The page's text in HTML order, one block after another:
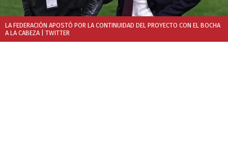
LA FEDERACIÓN APOSTÓ POR LA CONTINUIDAD DEL PROYECTO CON EL BOCHA
A LA CABEZA | TWITTER